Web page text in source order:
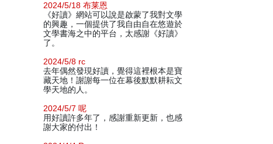
2024/5/18 布莱恩
《好讀》網站可以說是啟蒙了我對文學
的興趣，一個提供了我自由自在悠遊於
文學書海之中的平台，太感謝《好讀》
了。
2024/5/8 rc
去年偶然發現好讀，覺得這裡根本是寶
藏天地！謝謝每一位在幕後默默耕耘文
學天地的人。
2024/5/7 呢
用好讀許多年了，感謝重新更新，也感
謝大家的付出！